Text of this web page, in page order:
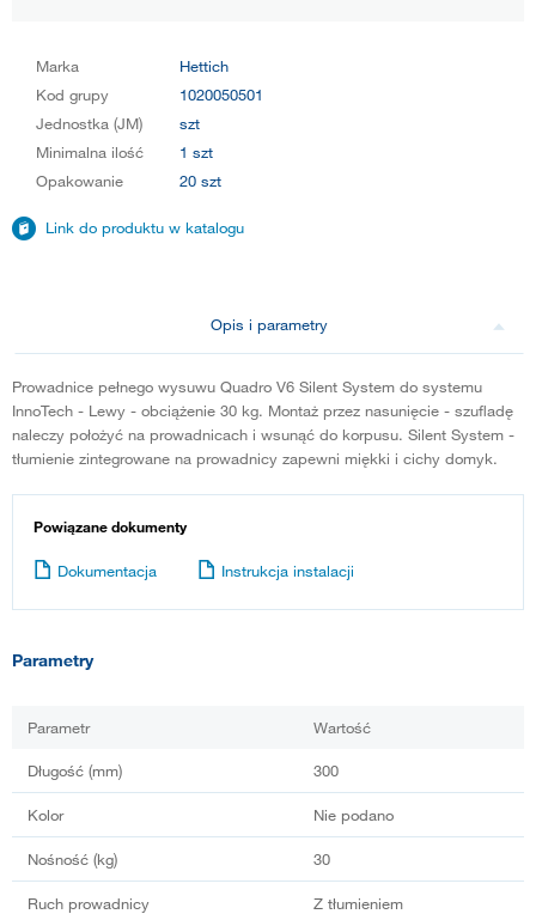
Marka
Hettich
Kod grupy
1020050501
Jednostka (JM)
szt
Minimalna ilość
1 szt
Opakowanie
20 szt
Link do produktu w katalogu
Opis i parametry
Prowadnice pełnego wysuwu Quadro V6 Silent System do systemu
InnoTech - Lewy - obciążenie 30 kg. Montaż przez nasunięcie - szufladę
naleczy położyć na prowadnicach i wsunąć do korpusu. Silent System -
tłumienie zintegrowane na prowadnicy zapewni miękki i cichy domyk.
Powiązane dokumenty
Dokumentacja Instrukcja instalacji
Parametry
Parametr Wartość
Długość (mm) 300
Kolor Nie podano
Nośność (kg) 30
Ruch prowadnicy Z tłumieniem